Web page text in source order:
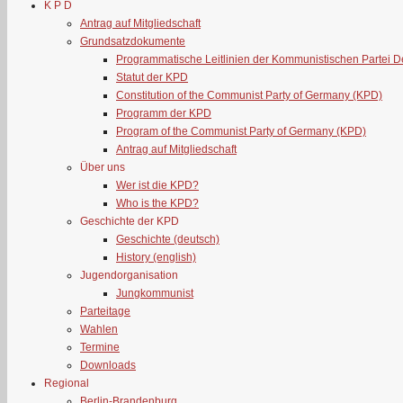
K P D
Antrag auf Mitgliedschaft
Grundsatzdokumente
Programmatische Leitlinien der Kommunistischen Partei
Statut der KPD
Constitution of the Communist Party of Germany (KPD)
Programm der KPD
Program of the Communist Party of Germany (KPD)
Antrag auf Mitgliedschaft
Über uns
Wer ist die KPD?
Who is the KPD?
Geschichte der KPD
Geschichte (deutsch)
History (english)
Jugendorganisation
Jungkommunist
Parteitage
Wahlen
Termine
Downloads
Regional